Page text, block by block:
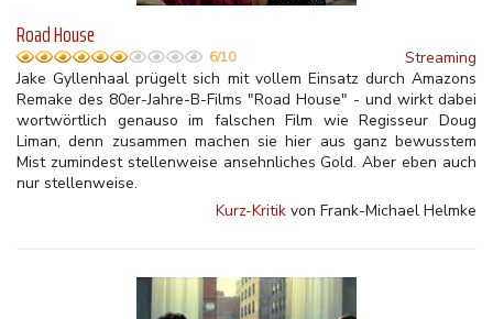
Road House
6/10
Streaming
Jake Gyllenhaal prügelt sich mit vollem Einsatz durch Amazons
Remake des 80er-Jahre-B-Films "Road House" - und wirkt dabei
wortwörtlich genauso im falschen Film wie Regisseur Doug
Liman, denn zusammen machen sie hier aus ganz bewusstem
Mist zumindest stellenweise ansehnliches Gold. Aber eben auch
nur stellenweise.
Kurz-Kritik von Frank-Michael Helmke